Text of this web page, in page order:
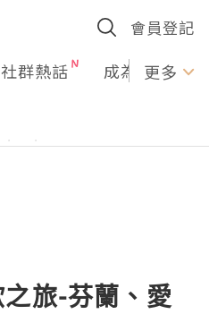
會員登記
社群熱話 成為U更多
旅-芬蘭、愛